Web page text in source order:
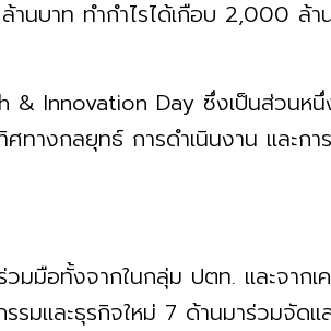
นบาท ทำกำไรได้เกือบ 2,000 ล้า
& Innovation Day ซึ่งเป็นส่วนห
ทางกลยุทธ์ การดำเนินงาน และการ
มือทั้งจากในกลุ่ม ปตท. และจากเ
รมและธุรกิจใหม่ 7 ด้านมาร่วมจัดแ